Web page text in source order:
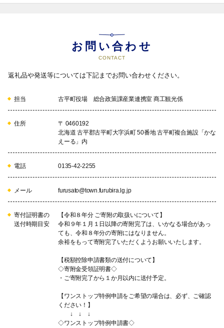
お問い合わせ
CONTACT
返礼品や発送等については下記までお問い合わせください。
担当 古平町役場 総合政策課産業連携室 商工観光係
住所
〒 0460192
北海道 古平郡古平町大字浜町 50番地 古平町複合施設「かな
えーる」内
電話 0135-42-2255
メール furusato@town.furubira.lg.jp
寄付証明書の
送付時期目安
【令和８年分 ご寄附の取扱いについて】
令和９年１月１日以降の寄附完了は、いかなる場合があっ
ても、令和８年分の寄附にはなりません。
余裕をもって寄附完了いただくようお願いいたします。
【税額控除申請書類の送付について】
◇寄附金受領証明書◇
・ご寄附完了から１か月以内に送付予定。
【ワンストップ特例申請をご希望の場合は、必ず、ご確認
ください！】
↓ ↓ ↓
◇ワンストップ特例申請書◇